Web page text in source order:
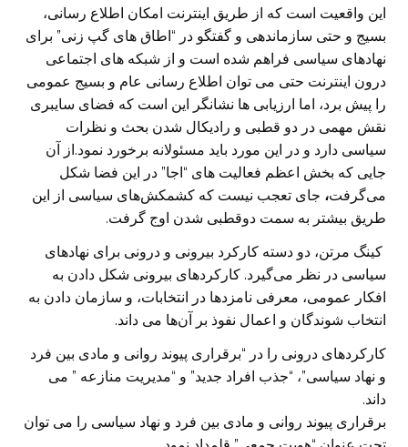
این واقعیت است که از طریق اینترنت امکان اطلاع رسانی،
بسیج و حتی سازماندهی و گفتگو در “اطاق های گپ زنی” برای
نهادهای سیاسی فراهم شده است و از شبکه های اجتماعی
درون اینترنت حتی می توان اطلاع رسانی عام و بسیج عمومی
را پیش برد، اما ارزیابی ها نشانگر این است که فضای سایبری
نقش مهمی در دو قطبی و رادیکال شدن بحث و نظرات
سیاسی دارد و در این مورد باید مسئولانه برخورد نمود.از آن
جایی که بخش اعظم فعالیت های “اجا” در این فضا شکل
می‌گرفت، جای تعجب نیست که کشمکش‌های سیاسی از این
طریق بیشتر به سمت دوقطبی شدن اوج گرفت.
کینگ مرتن، دو دسته کارکرد بیرونی و درونی برای نهادهای
سیاسی در نظر می‌گیرد. کارکرد‌های بیرونی شکل دادن به
افکار عمومی، معرفی نامزدها در انتخابات، و سازمان دادن به
انتخاب شوندگان و اعمال نفوذ بر آن‌ها می داند.
کارکردهای درونی را در “برقراری پیوند روانی و مادی بین فرد
و نهاد سیاسی”، “جذب افراد جدید” و “مدیریت منازعه ” می
داند.
برقراری پیوند روانی و مادی بین فرد و نهاد سیاسی را می توان